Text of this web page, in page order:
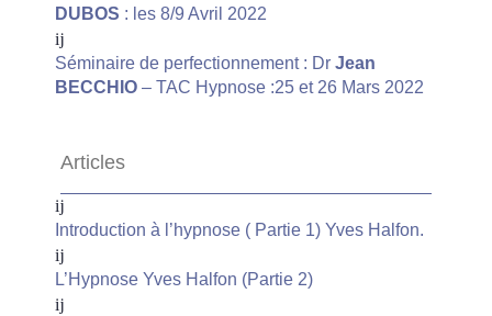
DUBOS : les 8/9 Avril 2022
Séminaire de perfectionnement : Dr Jean
BECCHIO – TAC Hypnose :25 et 26 Mars 2022
Articles
Introduction à l’hypnose ( Partie 1) Yves Halfon.
L’Hypnose Yves Halfon (Partie 2)